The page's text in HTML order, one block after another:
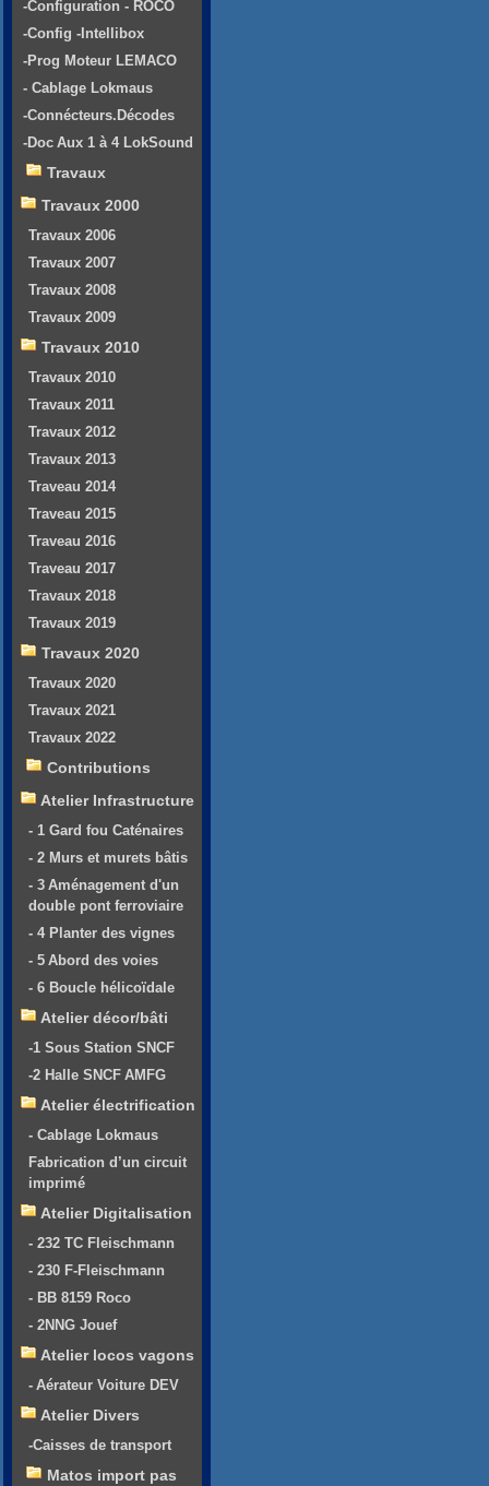
-Configuration - ROCO
-Config -Intellibox
-Prog Moteur LEMACO
- Cablage Lokmaus
-Connécteurs.Décodes
-Doc Aux 1 à 4 LokSound
Travaux
Travaux 2000
Travaux 2006
Travaux 2007
Travaux 2008
Travaux 2009
Travaux 2010
Travaux 2010
Travaux 2011
Travaux 2012
Travaux 2013
Traveau 2014
Traveau 2015
Traveau 2016
Traveau 2017
Travaux 2018
Travaux 2019
Travaux 2020
Travaux 2020
Travaux 2021
Travaux 2022
Contributions
Atelier Infrastructure
- 1 Gard fou Caténaires
- 2 Murs et murets bâtis
- 3 Aménagement d'un
double pont ferroviaire
- 4 Planter des vignes
- 5 Abord des voies
- 6 Boucle hélicoïdale
Atelier décor/bâti
-1 Sous Station SNCF
-2 Halle SNCF AMFG
Atelier électrification
- Cablage Lokmaus
Fabrication d’un circuit
imprimé
Atelier Digitalisation
- 232 TC Fleischmann
- 230 F-Fleischmann
- BB 8159 Roco
- 2NNG Jouef
Atelier locos vagons
- Aérateur Voiture DEV
Atelier Divers
-Caisses de transport
Matos import pas